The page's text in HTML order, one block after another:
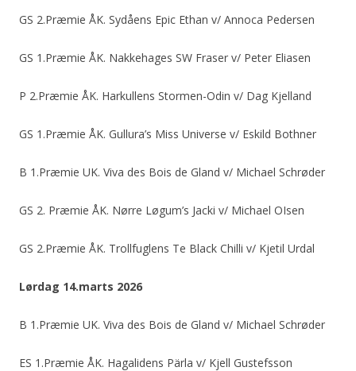
GS 2.Præmie ÅK. Sydåens Epic Ethan v/ Annoca Pedersen
GS 1.Præmie ÅK. Nakkehages SW Fraser v/ Peter Eliasen
P 2.Præmie ÅK. Harkullens Stormen-Odin v/ Dag Kjelland
GS 1.Præmie ÅK. Gullura’s Miss Universe v/ Eskild Bothner
B 1.Præmie UK. Viva des Bois de Gland v/ Michael Schrøder
GS 2. Præmie ÅK. Nørre Løgum’s Jacki v/ Michael OIsen
GS 2.Præmie ÅK. Trollfuglens Te Black Chilli v/ Kjetil Urdal
Lørdag 14.marts 2026
B 1.Præmie UK. Viva des Bois de Gland v/ Michael Schrøder
ES 1.Præmie ÅK. Hagalidens Pärla v/ Kjell Gustefsson